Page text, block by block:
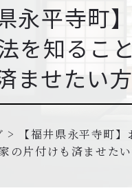
永平寺町
を知るこ
ませたい
> 【福井県永平寺町
の片付けも済ませた